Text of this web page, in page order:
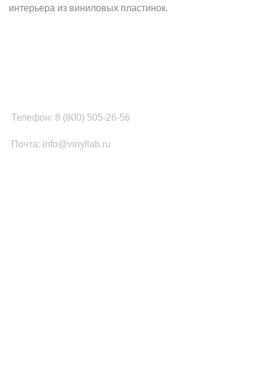
интерьера из виниловых пластинок.
Телефон: 8 (800) 505-26-56
Почта: info@vinyllab.ru